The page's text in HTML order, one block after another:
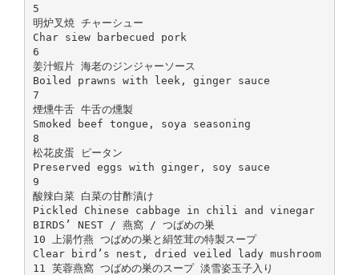
5
明炉叉焼 チャーシュー
Char siew barbecued pork
6
姜汁蝦片 海老のジンジャーソース
Boiled prawns with leek, ginger sauce
7
煙燻牛舌 牛舌の燻製
Smoked beef tongue, soya seasoning
8
松花皮蛋 ピータン
Preserved eggs with ginger, soy sauce
9
酸辣白菜 白菜の甘酢漬け
Pickled Chinese cabbage in chili and vinegar
BIRDS’ NEST / 燕窩 / つばめの巣
10 上湯竹燕 つばめの巣と絹笠茸の特製スープ
Clear bird’s nest, dried veiled lady mushroom
11 芙蓉燕窩 つばめの巣のスープ 淡雪姿玉子入り